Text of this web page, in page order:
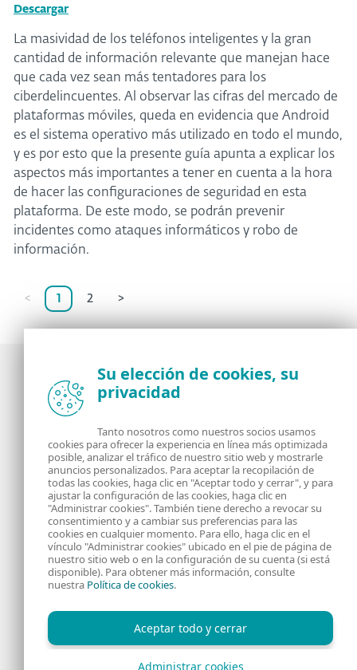
Descargar
La masividad de los teléfonos inteligentes y la gran
cantidad de información relevante que manejan hace
que cada vez sean más tentadores para los
ciberdelincuentes. Al observar las cifras del mercado de
plataformas móviles, queda en evidencia que Android
es el sistema operativo más utilizado en todo el mundo,
y es por esto que la presente guía apunta a explicar los
aspectos más importantes a tener en cuenta a la hora
de hacer las configuraciones de seguridad en esta
plataforma. De este modo, se podrán prevenir
incidentes como ataques informáticos y robo de
información.
< 1 2 >
Noticias, opiniones y análisis de la comunidad de
seguridad de ESET
Acerca de RSS Feed
Contáctanos Dirección
Información Legal Política de Cookies
Política de privacidad
Su elección de cookies, su
privacidad
Tanto nosotros como nuestros socios usamos
cookies para ofrecer la experiencia en línea más optimizada
posible, analizar el tráfico de nuestro sitio web y mostrarle
anuncios personalizados. Para aceptar la recopilación de
todas las cookies, haga clic en "Aceptar todo y cerrar", y para
ajustar la configuración de las cookies, haga clic en
"Administrar cookies". También tiene derecho a revocar su
consentimiento y a cambiar sus preferencias para las
cookies en cualquier momento. Para ello, haga clic en el
vínculo "Administrar cookies" ubicado en el pie de página de
nuestro sitio web o en la configuración de su cuenta (si está
disponible). Para obtener más información, consulte
nuestra Política de cookies.
Aceptar todo y cerrar
Administrar cookies